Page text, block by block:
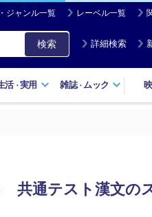
ジャンル一覧 レーベル一覧
検索 詳細検索
活・実用 雑誌・ ムック
共通テスト漢文の